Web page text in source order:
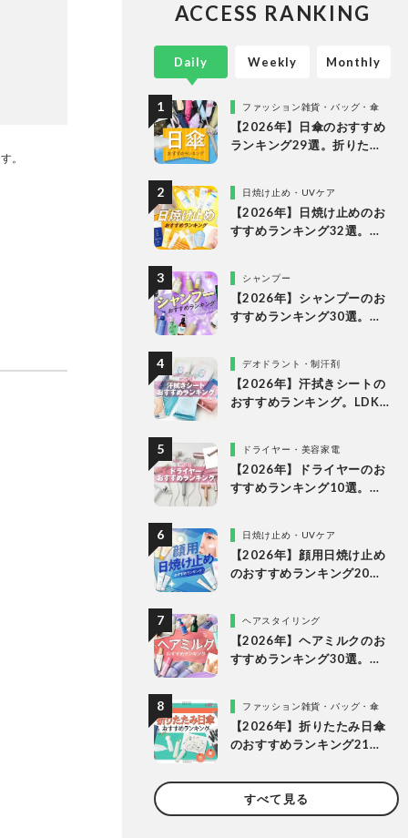
。
ACCESS RANKING
Daily
ファッション雑貨・バッグ・傘
【2026年】日傘のおすすめ
ランキング29選。折りたた
日焼け止め・UVケア
【2026年】日焼け止めのお
すすめランキング32選。
どの人気商品を徹底比較
シャンプー
【2026年】シャンプーのお
すすめランキング30選。ド
デオドラント・制汗剤
【2026年】汗拭きシートの
おすすめランキング。LDK
ドライヤー・美容家電
【2026年】ドライヤーのお
すすめランキング10選。速
日焼け止め・UVケア
【2026年】顔用日焼け止め
のおすすめランキング20
ロと比較
ヘアスタイリング
【2026年】ヘアミルクのお
すすめランキング30選。
ファッション雑貨・バッグ・傘
【2026年】折りたたみ日傘
のおすすめランキング21
て比較
すべて見る
Weekly Monthly